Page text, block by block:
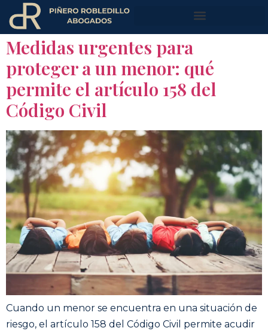
Medidas urgentes para
proteger a un menor: qué
permite el artículo 158 del
Código Civil
Cuando un menor se encuentra en una situación de
riesgo, el artículo 158 del Código Civil permite acudir